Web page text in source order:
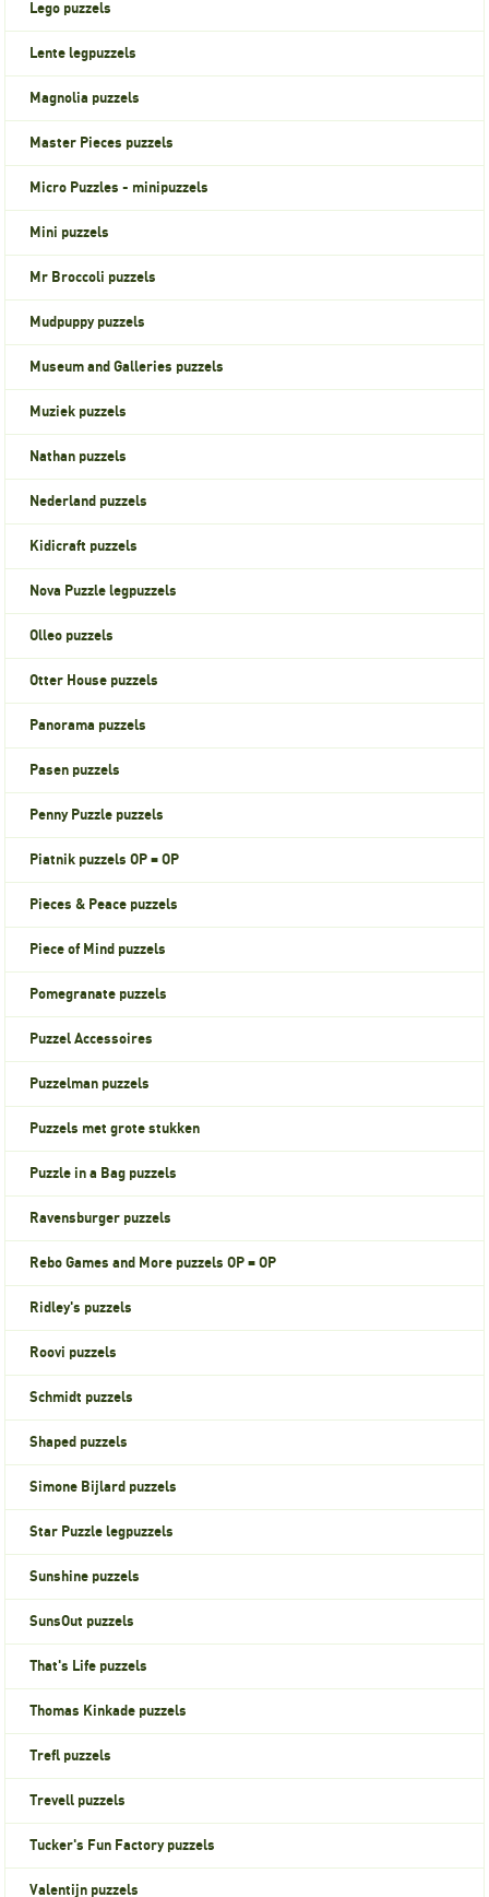
Lego puzzels
Lente legpuzzels
Magnolia puzzels
Master Pieces puzzels
Micro Puzzles - minipuzzels
Mini puzzels
Mr Broccoli puzzels
Mudpuppy puzzels
Museum and Galleries puzzels
Muziek puzzels
Nathan puzzels
Nederland puzzels
Kidicraft puzzels
Nova Puzzle legpuzzels
Olleo puzzels
Otter House puzzels
Panorama puzzels
Pasen puzzels
Penny Puzzle puzzels
Piatnik puzzels OP = OP
Pieces & Peace puzzels
Piece of Mind puzzels
Pomegranate puzzels
Puzzel Accessoires
Puzzelman puzzels
Puzzels met grote stukken
Puzzle in a Bag puzzels
Ravensburger puzzels
Rebo Games and More puzzels OP = OP
Ridley's puzzels
Roovi puzzels
Schmidt puzzels
Shaped puzzels
Simone Bijlard puzzels
Star Puzzle legpuzzels
Sunshine puzzels
SunsOut puzzels
That's Life puzzels
Thomas Kinkade puzzels
Trefl puzzels
Trevell puzzels
Tucker's Fun Factory puzzels
Valentijn puzzels